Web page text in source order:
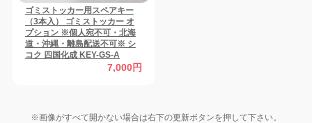
ゴミストッカー用スペアキー
（3本入） ゴミストッカー オ
プション ※個人宛不可・北海
道・沖縄・離島配送不可※ シ
コク 四国化成 KEY-GS-A
7,000円
※画像がすべて開かない場合は右下の更新ボタンを押して下さい。